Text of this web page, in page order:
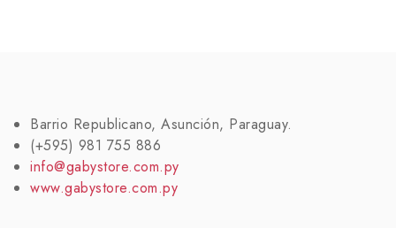
Barrio Republicano, Asunción, Paraguay.
(+595) 981 755 886
info@gabystore.com.py
www.gabystore.com.py